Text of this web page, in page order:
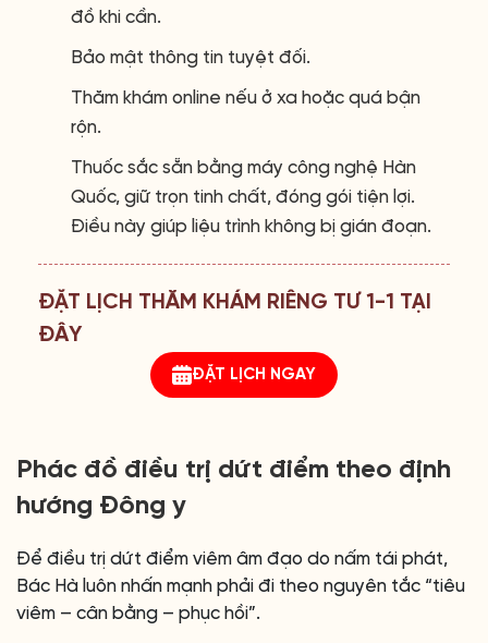
đồ khi cần.
Bảo mật thông tin tuyệt đối.
Thăm khám online nếu ở xa hoặc quá bận
rộn.
Thuốc sắc sẵn bằng máy công nghệ Hàn
Quốc, giữ trọn tinh chất, đóng gói tiện lợi.
Điều này giúp liệu trình không bị gián đoạn.
ĐẶT LỊCH THĂM KHÁM RIÊNG TƯ 1-1 TẠI
ĐÂY
ĐẶT LỊCH NGAY
Phác đồ điều trị dứt điểm theo định
hướng Đông y
Để điều trị dứt điểm viêm âm đạo do nấm tái phát,
Bác Hà luôn nhấn mạnh phải đi theo nguyên tắc “tiêu
viêm – cân bằng – phục hồi”.